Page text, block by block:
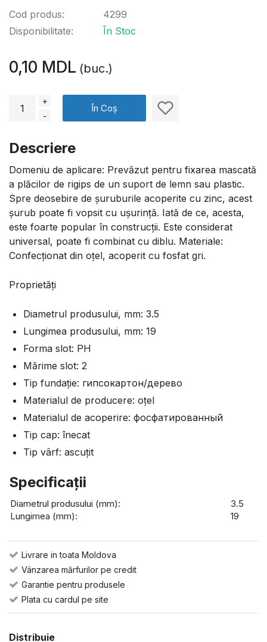
Cod produs:
Disponibilitate:
4299
În Stoc
0,10 MDL (buc.)
+
-
În Coș
Descriere
Domeniu de aplicare: Prevăzut pentru fixarea mascată
a plăcilor de rigips de un suport de lemn sau plastic.
Spre deosebire de şuruburile acoperite cu zinc, acest
şurub poate fi vopsit cu ușurinţă. Iată de ce, acesta,
este foarte popular în construcţii. Este considerat
universal, poate fi combinat cu diblu. Materiale:
Confecţionat din oțel, acoperit cu fosfat gri.
Proprietăți
Diametrul produsului, mm: 3.5
Lungimea produsului, mm: 19
Forma slot: PH
Mărime slot: 2
Tip fundație: гипсокартон/дерево
Materialul de producere: оțel
Materialul de acoperire: фосфатированный
Tip cap: înecat
Tip vârf: ascuțit
Specificaţii
Diametrul produsului (mm):
3.5
Lungimea (mm):
19
Livrare in toata Moldova
Vânzarea mărfurilor pe credit
Garantie pentru produsele
Plata cu cardul pe site
Distribuie